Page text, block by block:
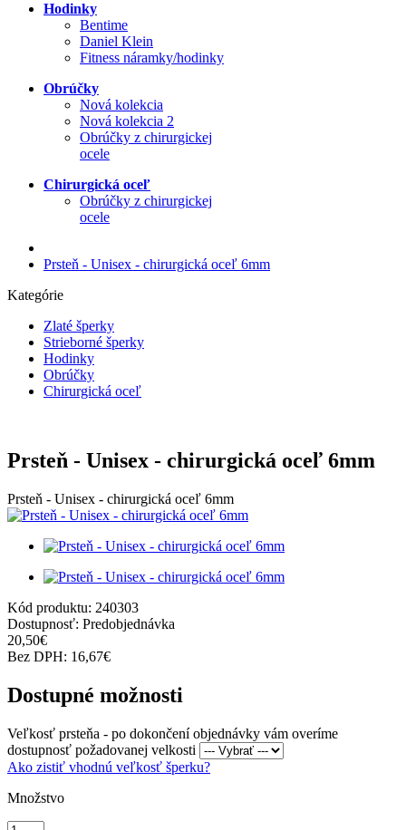
Hodinky
Bentime
Daniel Klein
Fitness náramky/hodinky
Obrúčky
Nová kolekcia
Nová kolekcia 2
Obrúčky z chirurgickej
ocele
Chirurgická oceľ
Obrúčky z chirurgickej
ocele
Prsteň - Unisex - chirurgická oceľ 6mm
Kategórie
Zlaté šperky
Strieborné šperky
Hodinky
Obrúčky
Chirurgická oceľ
Prsteň - Unisex - chirurgická oceľ 6mm
Prsteň - Unisex - chirurgická oceľ 6mm
Kód produktu: 240303
Dostupnosť: Predobjednávka
20,50€
Bez DPH: 16,67€
Dostupné možnosti
Veľkosť prsteňa - po dokončení objednávky vám overíme
dostupnosť požadovanej velkosti
Ako zistiť vhodnú veľkosť šperku?
Množstvo